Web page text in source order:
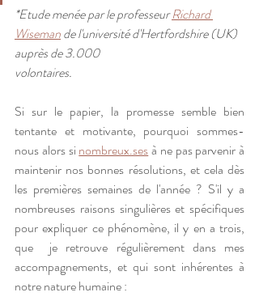
*Etude menée par le professeur Richard
Wiseman de l'université d'Hertfordshire (UK)
auprès de 3.000
volontaires.
Si sur le papier, la promesse semble bien
tentante et motivante, pourquoi sommes-
nous alors si nombreux.ses à ne pas parvenir à
maintenir nos bonnes résolutions, et cela dès
les premières semaines de l'année ? S'il y a
nombreuses raisons singulières et spécifiques
pour expliquer ce phénomène, il y en a trois,
que  je retrouve régulièrement dans mes
accompagnements, et qui sont inhérentes à
notre nature humaine :